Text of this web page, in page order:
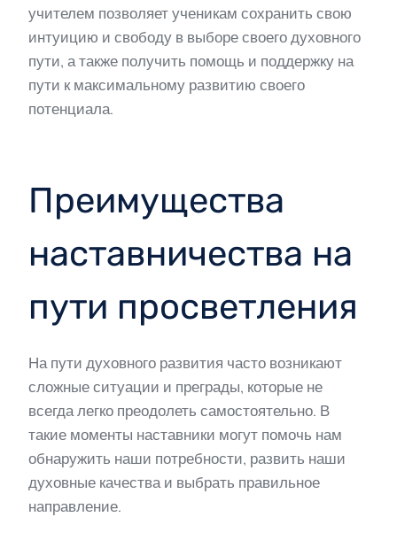
учителем позволяет ученикам сохранить свою
интуицию и свободу в выборе своего духовного
пути, а также получить помощь и поддержку на
пути к максимальному развитию своего
потенциала.
Преимущества
наставничества на
пути просветления
На пути духовного развития часто возникают
сложные ситуации и преграды, которые не
всегда легко преодолеть самостоятельно. В
такие моменты наставники могут помочь нам
обнаружить наши потребности, развить наши
духовные качества и выбрать правильное
направление.